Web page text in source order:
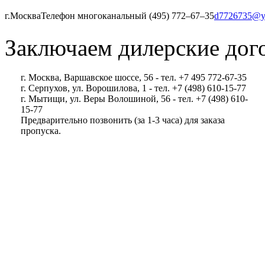
г.МоскваТелефон многоканальный (495) 772‒67‒35
Заключаем дилерские
г. Москва, Варшавское шоссе, 56 - тел. +7 495 772-67-35
г. Серпухов, ул. Ворошилова, 1 - тел. +7 (498) 610-15-77
г. Мытищи, ул. Веры Волошиной, 56 - тел. +7 (498) 610-
15-77
Предварительно позвонить (за 1-3 часа) для заказа
пропуска.